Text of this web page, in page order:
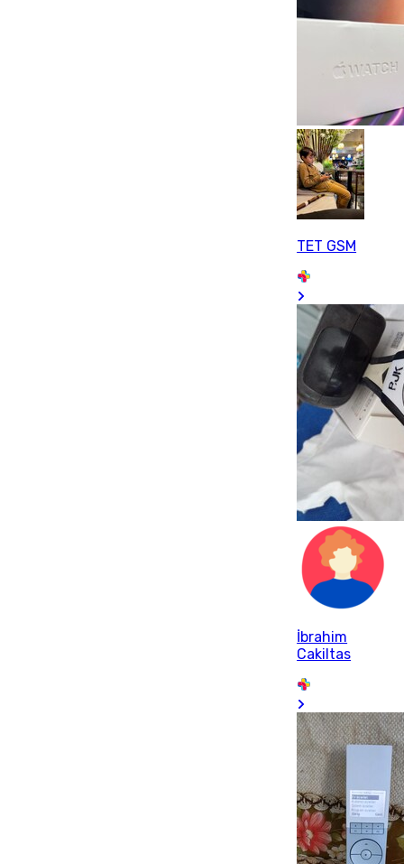
TET GSM
İbrahim
Cakiltas